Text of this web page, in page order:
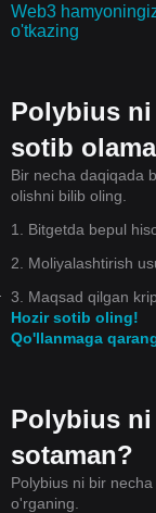
Web3
o'tkazing
Polybius
sotib
Bir necha daqiqada
olishni bilib oling.
1. Bitgetda bepul
2. Moliyalashtirish
3. Maqsad qilgan
Hozir sotib oling!
Qo'llanmaga
Polybius
sotaman?
Polybius ni bir
o'rganing.